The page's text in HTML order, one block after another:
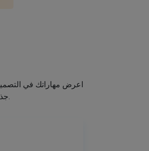
اعرض مهاراتك في
جذب المزيد من العملاء. يتيح لك صانع الشعار الخاص بنا إنشاء شعار صالون الشعر الخاص بك دون اكتساب مهارات التصميم.